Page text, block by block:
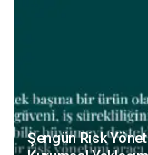
Şengün Risk